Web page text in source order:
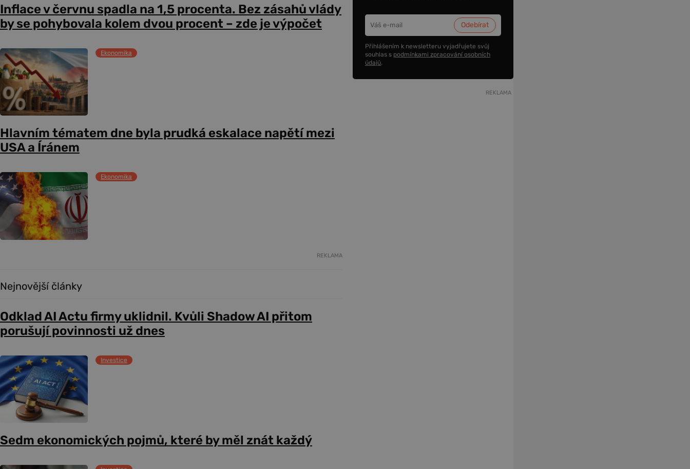
Inflace v červnu spadla na 1,5 procenta. Bez zásahů vlády
by se pohybovala kolem dvou procent – zde je výpočet
Ekonomika
Hlavním tématem dne byla prudká eskalace napětí mezi
USA a Íránem
Ekonomika
REKLAMA
Nejnovější články
Odklad AI Actu firmy uklidnil. Kvůli Shadow AI přitom
porušují povinnosti už dnes
Investice
Sedm ekonomických pojmů, které by měl znát každý
Přihlášením k newsletteru vyjadřujete svůj
souhlas s podmínkami zpracování osobních
údajů.
REKLAMA